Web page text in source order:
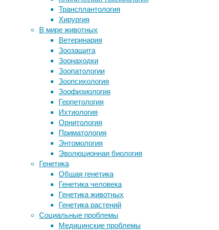
Трансплантология
Хирургия
В мире животных
Ветеринария
Зоозащита
Зоонаходки
Зоопатологии
Зоопсихология
Зоофизиология
Герпетология
Ихтиология
Орнитология
Приматология
Энтомология
Эволюционная биология
Генетика
Общая генетика
Генетика человека
Генетика животных
Генетика растений
Социальные проблемы
Медицинские проблемы
эмпатия
Перспективное
восприятие
это
важный
навык,
позволяющий
поставить
себя
на
место
другого
человека,
чтобы
понять
его
поведение,
чувства,
психическое
состояние
Эксперты рассказали, что нужно
менять в интернатах для детей-
инвалидов
Как понять, что ваш начальник —
психопат?
Взрывающиеся от ультразвука
микропузырьки воздуха помогли
«увидеть» экспрессию генов в
клетках
Физическая активность
нейтрализовала смертельные
последствия недосыпа
Следите за новостями